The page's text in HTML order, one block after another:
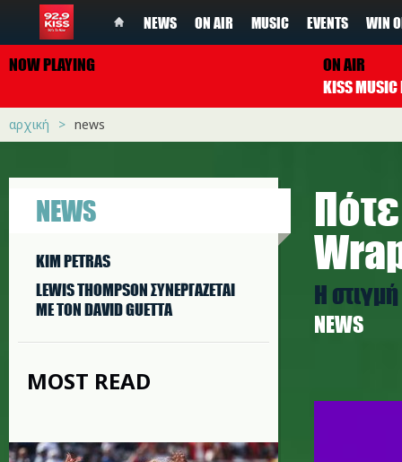
NEWS ON AIR MUSIC EVENTS WIN
NOW PLAYING ON AIR
αρχική news
NEWS
KIM PETRAS
LEWIS THOMPSON ΣΥΝΕΡΓAΖΕΤΑΙ
ΜΕ ΤΟΝ DAVID GUETTA
MOST READ
Η
NEWS
s.jpg